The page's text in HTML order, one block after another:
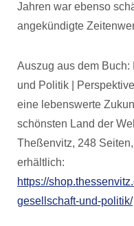
Jahren war ebenso
angekündigte
Auszug aus dem
und Politik |
eine lebenswerte
schönsten Land der
Theßenvitz, 248
erhältlich:
https://
gesellschaft-und-politik/